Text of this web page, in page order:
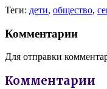
Теги: дети, общество,
Комментарии
Для отправки
Комментарии